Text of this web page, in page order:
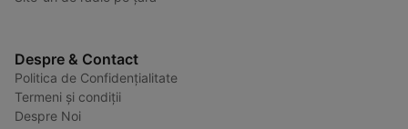
Despre & Contact
Politica de Confidențialitate
Termeni și condiții
Despre Noi